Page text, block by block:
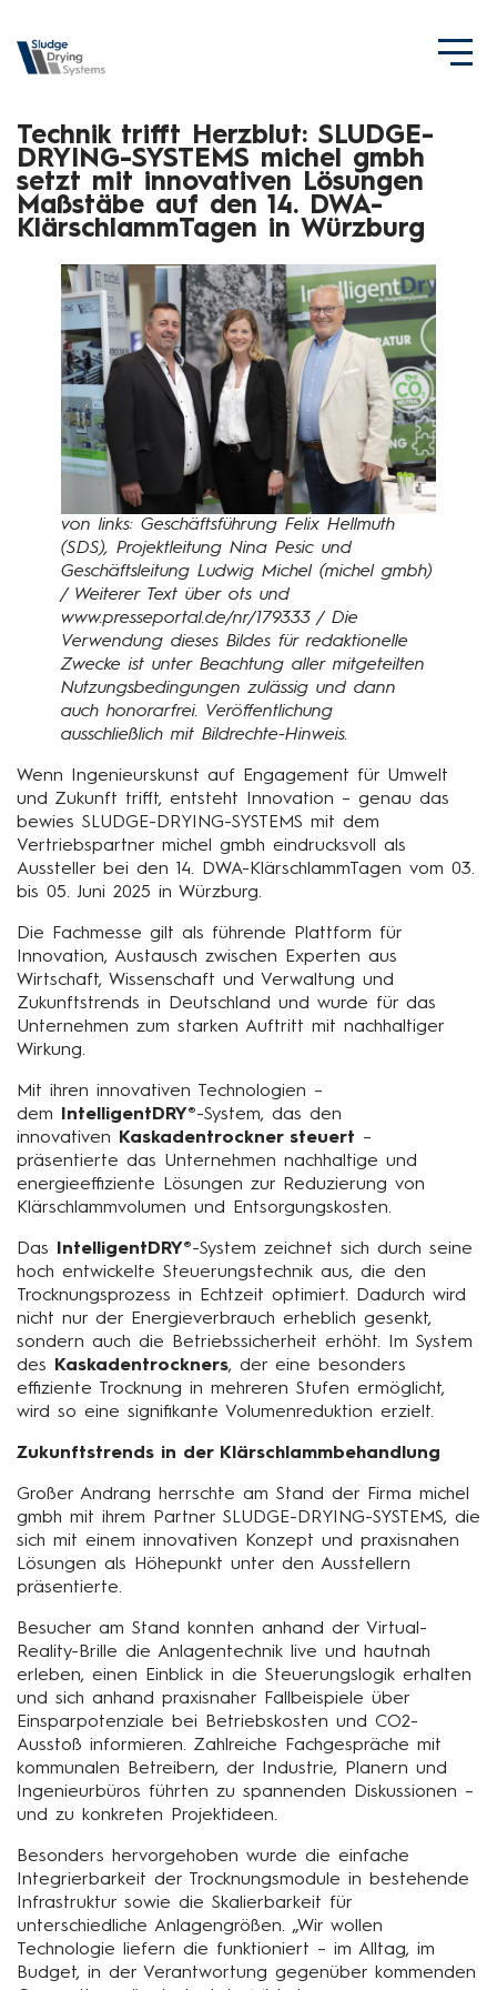
Technik trifft Herzblut: SLUDGE-
DRYING-SYSTEMS michel gmbh
setzt mit innovativen Lösungen
Maßstäbe auf den 14. DWA-
KlärschlammTagen in Würzburg
von links: Geschäftsführung Felix Hellmuth
(SDS), Projektleitung Nina Pesic und
Geschäftsleitung Ludwig Michel (michel gmbh)
/ Weiterer Text über ots und
www.presseportal.de/nr/179333 / Die
Verwendung dieses Bildes für redaktionelle
Zwecke ist unter Beachtung aller mitgeteilten
Nutzungsbedingungen zulässig und dann
auch honorarfrei. Veröffentlichung
ausschließlich mit Bildrechte-Hinweis.
Wenn Ingenieurskunst auf Engagement für Umwelt
und Zukunft trifft, entsteht Innovation – genau das
bewies SLUDGE-DRYING-SYSTEMS mit dem
Vertriebspartner michel gmbh eindrucksvoll als
Aussteller bei den 14. DWA-KlärschlammTagen vom 03.
bis 05. Juni 2025 in Würzburg.
Die Fachmesse gilt als führende Plattform für
Innovation, Austausch zwischen Experten aus
Wirtschaft, Wissenschaft und Verwaltung und
Zukunftstrends in Deutschland und wurde für das
Unternehmen zum starken Auftritt mit nachhaltiger
Wirkung.
Mit ihren innovativen Technologien –
dem
IntelligentDRY®-System, das den
innovativen
Kaskadentrockner steuert –
präsentierte das Unternehmen nachhaltige und
energieeffiziente Lösungen zur Reduzierung von
Klärschlammvolumen und Entsorgungskosten.
Das IntelligentDRY®-System zeichnet sich durch seine
hoch entwickelte Steuerungstechnik aus, die den
Trocknungsprozess in Echtzeit optimiert. Dadurch wird
nicht nur der Energieverbrauch erheblich gesenkt,
sondern auch die Betriebssicherheit erhöht. Im System
des
Kaskadentrockners, der eine besonders
effiziente Trocknung in mehreren Stufen ermöglicht,
wird so eine signifikante Volumenreduktion erzielt.
Zukunftstrends in der Klärschlammbehandlung
Großer Andrang herrschte am Stand der Firma michel
gmbh mit ihrem Partner SLUDGE-DRYING-SYSTEMS, die
sich mit einem innovativen Konzept und praxisnahen
Lösungen als Höhepunkt unter den Ausstellern
präsentierte.
Besucher am Stand konnten anhand der Virtual-
Reality-Brille die Anlagentechnik live und hautnah
erleben, einen Einblick in die Steuerungslogik erhalten
und sich anhand praxisnaher Fallbeispiele über
Einsparpotenziale bei Betriebskosten und CO2-
Ausstoß informieren. Zahlreiche Fachgespräche mit
kommunalen Betreibern, der Industrie, Planern und
Ingenieurbüros führten zu spannenden Diskussionen –
und zu konkreten Projektideen.
Besonders hervorgehoben wurde die einfache
Integrierbarkeit der Trocknungsmodule in bestehende
Infrastruktur sowie die Skalierbarkeit für
unterschiedliche Anlagengrößen. „Wir wollen
Technologie liefern die funktioniert – im Alltag, im
Budget, in der Verantwortung gegenüber kommenden